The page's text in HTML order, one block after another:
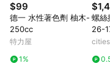
$99
德一 水性著色劑 柚木-
250cc
特力屋
1%
螺絲
26-